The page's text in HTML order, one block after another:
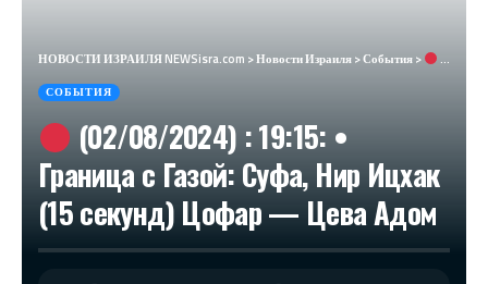
НОВОСТИ ИЗРАИЛЯ NEWSisra.com >Новости Израиля>События>
СОБЫТИЯ
(02/08/2024) : 19:15: •
Граница с Газой: Суфа, Нир Ицхак
(15 секунд) Цофар — Цева Адом